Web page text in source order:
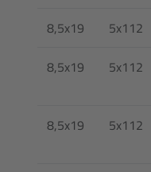
8,5x19 5x112
8,5x19 5x112
8,5x19 5x112